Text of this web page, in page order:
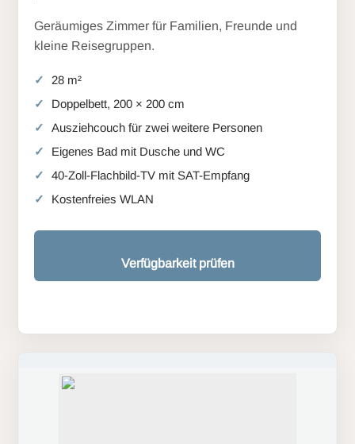
Geräumiges Zimmer für Familien, Freunde und
kleine Reisegruppen.
28 m²
Doppelbett, 200 × 200 cm
Ausziehcouch für zwei weitere Personen
Eigenes Bad mit Dusche und WC
40-Zoll-Flachbild-TV mit SAT-Empfang
Kostenfreies WLAN
Verfügbarkeit prüfen